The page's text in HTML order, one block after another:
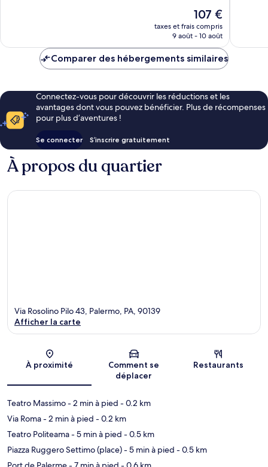
Le
nouveau
prix
de
107 €
taxes et frais compris
9 août - 10 août
Comparer des hébergements similaires
Connectez-vous pour découvrir les réductions et les
avantages dont vous pouvez bénéficier. Plus de récompenses
pour plus d’aventures !
Se connecter S’inscrire gratuitement
À propos du quartier
Carte
Via Rosolino Pilo 43, Palermo, PA, 90139
Afficher la carte
À proximité
Comment se
déplacer
Restaurants
Teatro Massimo- 2 min à pied - 0.2 km
Via Roma- 2 min à pied - 0.2 km
Teatro Politeama- 5 min à pied - 0.5 km
Piazza Ruggero Settimo (place)- 5 min à pied - 0.5 km